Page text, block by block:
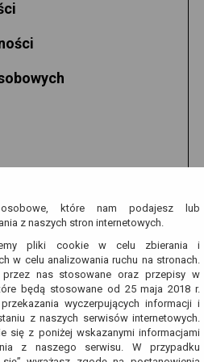
które nam podajesz lub
z naszych stron internetowych.
pliki cookie w celu zbierania i
w celu analizowania ruchu na stronach.
przez nas stosowane oraz przepisy w
będą stosowane od 25 maja 2018 r.
wyczerpujących informacji i
z naszych serwisów internetowych.
się z poniżej wskazanymi informacjami
z naszego serwisu. W przypadku